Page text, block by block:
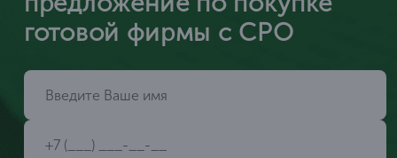
готовой фирмы с СРО